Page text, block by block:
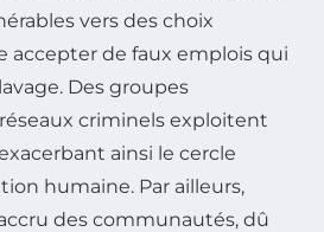
vers des choix
accepter de faux emplois qui
Des groupes
criminels exploitent
ainsi le cercle
humaine. Par ailleurs,
des communautés, dû